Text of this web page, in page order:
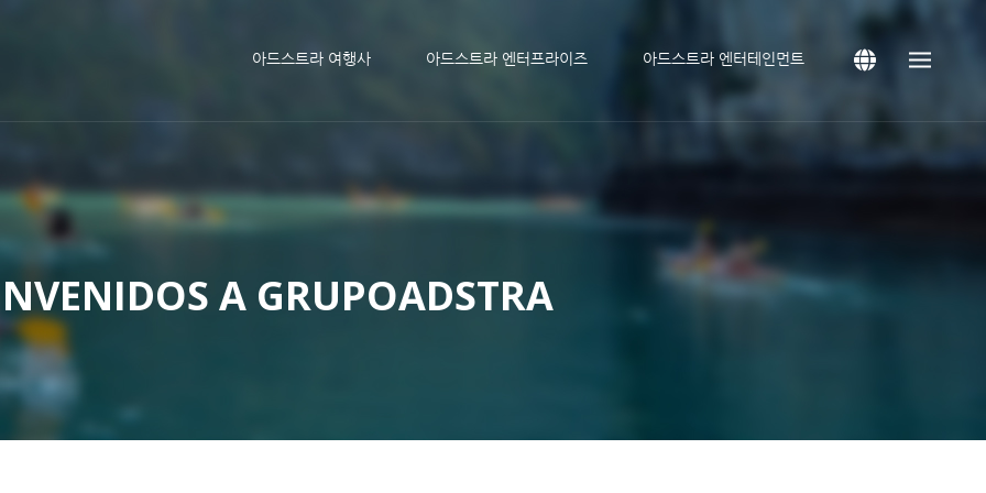
아드스트라 여행사 아드스트라 엔터프라이즈 아드스트라 엔터테인먼트
A GRUPOADSTRA